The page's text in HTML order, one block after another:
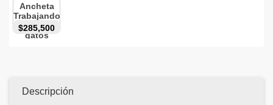
Ancheta
Trabajando
con mis
gatos
$285,500
Descripción